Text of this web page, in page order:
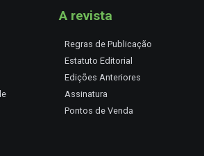
A revista
Regras de Publicação
Estatuto Editorial
Edições Anteriores
Assinatura
Pontos de Venda